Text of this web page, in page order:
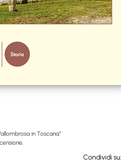
in Toscana”
Condividi su: